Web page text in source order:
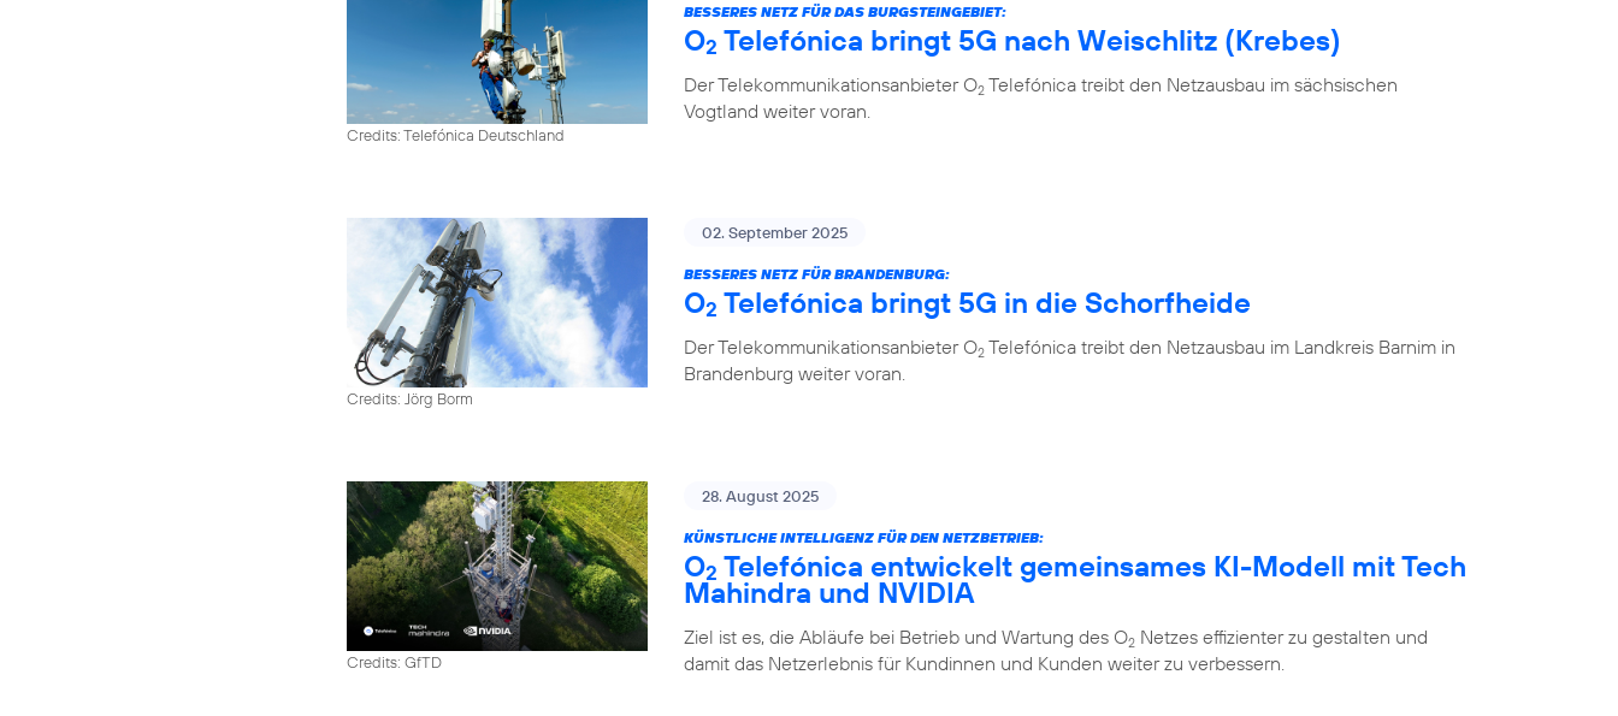
Credits: Telefónica Deutschland
BESSERES NETZ FÜR DAS BURGSTEINGEBIET:
O2 Telefónica bringt 5G nach Weischlitz (Krebes)
Der Telekommunikationsanbieter O2 Telefónica treibt den Netzausbau im sächsischen
Vogtland weiter voran.
Credits: Jörg Borm
02. September 2025
BESSERES NETZ FÜR BRANDENBURG:
O2 Telefónica bringt 5G in die Schorfheide
Der Telekommunikationsanbieter O2 Telefónica treibt den Netzausbau im Landkreis Barnim in
Brandenburg weiter voran.
Credits: GfTD
28. August 2025
KÜNSTLICHE INTELLIGENZ FÜR DEN NETZBETRIEB:
O2 Telefónica entwickelt gemeinsames KI-Modell mit Tech
Mahindra und NVIDIA
Ziel ist es, die Abläufe bei Betrieb und Wartung des O2 Netzes effizienter zu gestalten und
damit das Netzerlebnis für Kundinnen und Kunden weiter zu verbessern.